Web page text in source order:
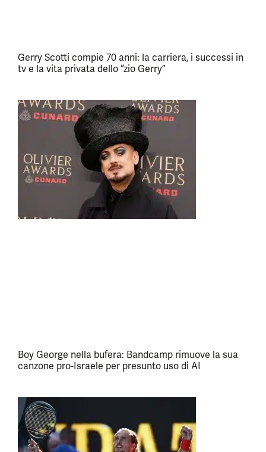
Gerry Scotti compie 70 anni: la carriera, i successi in
tv e la vita privata dello “zio Gerry”
Boy George nella bufera: Bandcamp rimuove la sua
canzone pro-Israele per presunto uso di AI